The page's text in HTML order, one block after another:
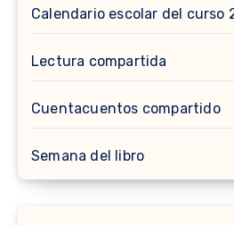
Calendario escolar del curso
Lectura compartida
Cuentacuentos compartido
Semana del libro